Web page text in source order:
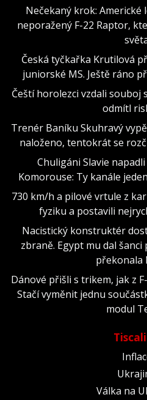
Nečekaný krok: Americké
neporažený F-22 Raptor,
Česká tyčkařka Krutilová
juniorské MS. Ještě ráno
Čeští horolezci vzdali souboj
odmítl
Trenér Baníku Skuhravý
naloženo, tentokrát se
Chuligáni Slavie
Komorouse: Ty kanále
730 km/h a pilové vrtule z
fyziku a postavili
Nacistický konstruktér
zbraně. Egypt mu dal
překonala
Dánové přišli s trikem, jak z
Stačí vyměnit jednu
modul
Válka na